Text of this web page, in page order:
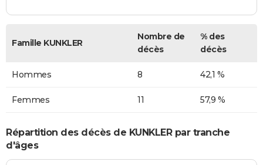
Famille KUNKLER
Nombre de
décès
% des
décès
Hommes 8 42,1 %
Femmes 11 57,9 %
Répartition des décès de KUNKLER par tranche
d'âges